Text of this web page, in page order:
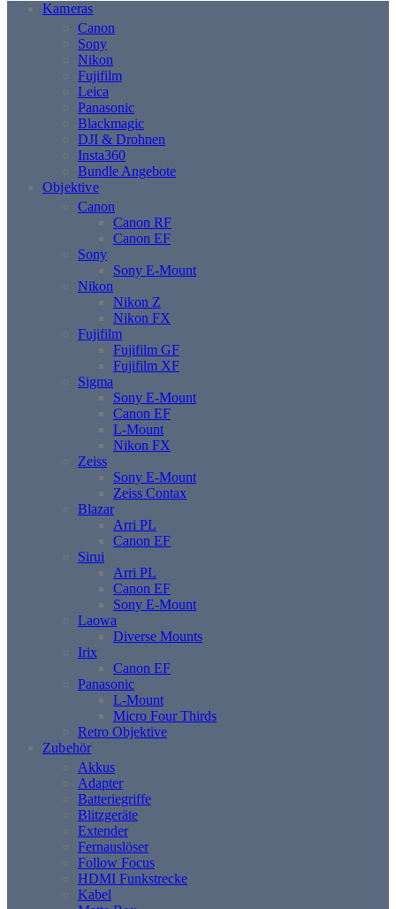
Kameras
Canon
Sony
Nikon
Fujifilm
Leica
Panasonic
Blackmagic
DJI & Drohnen
Insta360
Bundle Angebote
Objektive
Canon
Canon RF
Canon EF
Sony
Sony E-Mount
Nikon
Nikon Z
Nikon FX
Fujifilm
Fujifilm GF
Fujifilm XF
Sigma
Sony E-Mount
Canon EF
L-Mount
Nikon FX
Zeiss
Sony E-Mount
Zeiss Contax
Blazar
Arri PL
Canon EF
Sirui
Arri PL
Canon EF
Sony E-Mount
Laowa
Diverse Mounts
Irix
Canon EF
Panasonic
L-Mount
Micro Four Thirds
Retro Objektive
Zubehör
Akkus
Adapter
Batteriegriffe
Blitzgeräte
Extender
Fernauslöser
Follow Focus
HDMI Funkstrecke
Kabel